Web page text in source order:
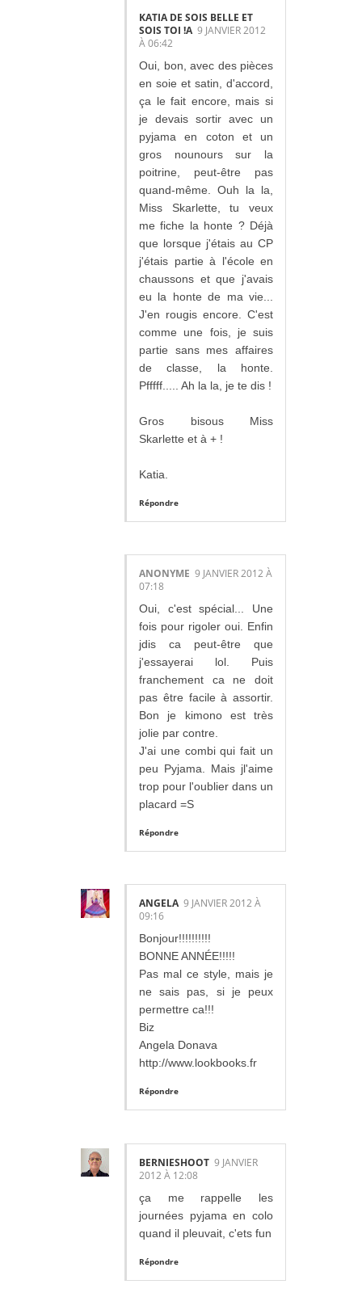
KATIA DE SOIS BELLE ET
SOIS TOI !A 9 JANVIER 2012
À 06:42
Oui, bon, avec des pièces
en soie et satin, d'accord,
ça le fait encore, mais si
je devais sortir avec un
pyjama en coton et un
gros nounours sur la
poitrine, peut-être pas
quand-même. Ouh la la,
Miss Skarlette, tu veux
me fiche la honte ? Déjà
que lorsque j'étais au CP
j'étais partie à l'école en
chaussons et que j'avais
eu la honte de ma vie...
J'en rougis encore. C'est
comme une fois, je suis
partie sans mes affaires
de classe, la honte.
Pfffff..... Ah la la, je te dis !
Gros bisous Miss
Skarlette et à + !
Katia.
Répondre
ANONYME 9 JANVIER 2012 À
07:18
Oui, c'est spécial... Une
fois pour rigoler oui. Enfin
jdis ca peut-être que
j'essayerai lol. Puis
franchement ca ne doit
pas être facile à assortir.
Bon je kimono est très
jolie par contre.
J'ai une combi qui fait un
peu Pyjama. Mais jl'aime
trop pour l'oublier dans un
placard =S
Répondre
ANGELA 9 JANVIER 2012 À
09:16
Bonjour!!!!!!!!!!
BONNE ANNÉE!!!!!
Pas mal ce style, mais je
ne sais pas, si je peux
permettre ca!!!
Biz
Angela Donava
http://www.lookbooks.fr
Répondre
BERNIESHOOT 9 JANVIER
2012 À 12:08
ça me rappelle les
journées pyjama en colo
quand il pleuvait, c'ets fun
Répondre